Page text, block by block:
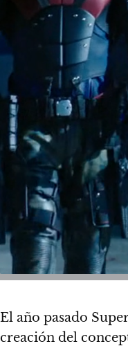
El año pasado
creación del